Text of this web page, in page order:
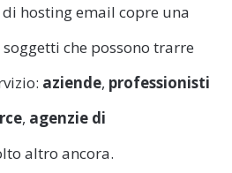
hosting email copre una
che possono trarre
aziende, professionisti
, agenzie di
altro ancora.